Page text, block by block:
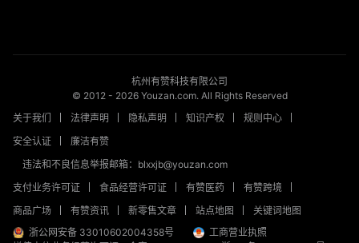
杭州有赞科技有限公司
© 2012 - 2026Youzan.com. All Rights Reserved
关于我们
法律声明 隐私声明 知识产权
规则中心
安全认证
廉洁有赞
违法和不良信息举报邮箱：blxxjb@youzan.com
支付业务许可证
食品经营许可证 有赞医药
有赞跨境
商品广场
有赞资讯 新零售文章 站点地图
关键词地图
浙公网安备 33010602004358号
工商营业执照